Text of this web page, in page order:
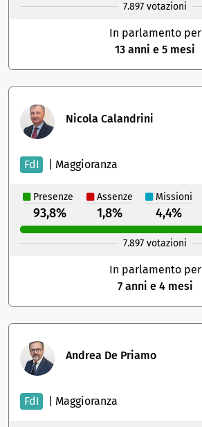
7.897 votazioni
In parlamento per
13 anni e 5 mesi
Nicola Calandrini
FdI Maggioranza
Presenze Assenze Missioni
93,8% 1,8% 4,4%
7.897 votazioni
In parlamento per
7 anni e 4 mesi
Andrea De Priamo
FdI Maggioranza